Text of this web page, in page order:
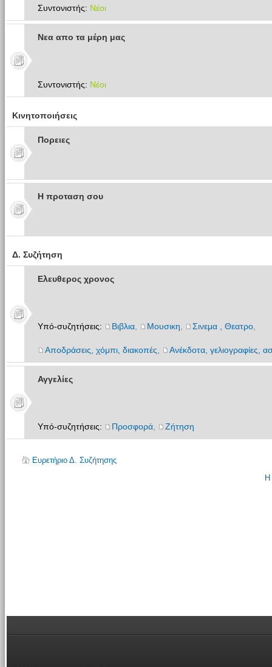
Συντονιστής: Νέοι
Νεα απο τα μέρη μας
Συντονιστής: Νέοι
Κινητοποιήσεις
Πoρειες
Η προταση σου
Δ. Συζήτηση
Ελευθερος χρονος
Υπό-συζητήσεις: Βιβλια, Μουσικη Σινεμα , Θεατρο,
Αποδράσεις, χόμπι, διακοπές Ανέκδοτα, γελιογραφίες,
Αγγελίες
Υπό-συζητήσεις: Προσφορά, Ζήτηση
Ευρετήριο Δ. Συζήτησης
Η